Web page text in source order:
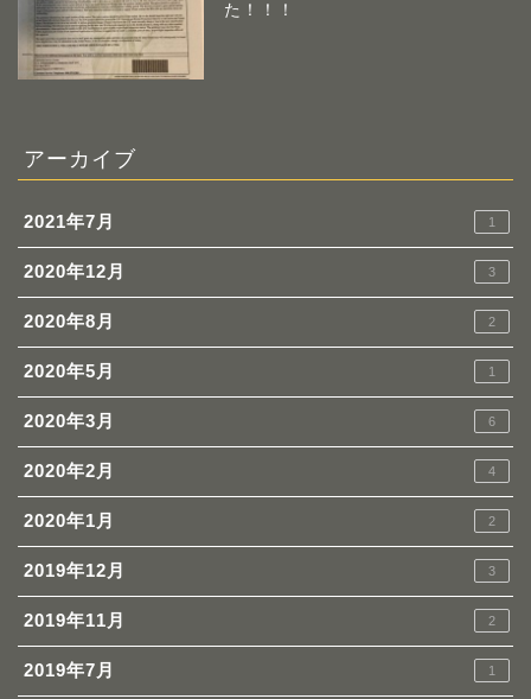
た！！！
アーカイブ
2021年7月 1
2020年12月 3
2020年8月 2
2020年5月 1
2020年3月 6
2020年2月 4
2020年1月 2
2019年12月 3
2019年11月 2
2019年7月 1